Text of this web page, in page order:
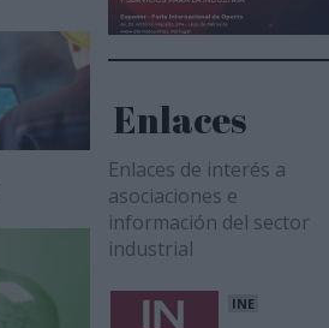
Enlaces
Enlaces de interés a
asociaciones e
información del sector
industrial
INE